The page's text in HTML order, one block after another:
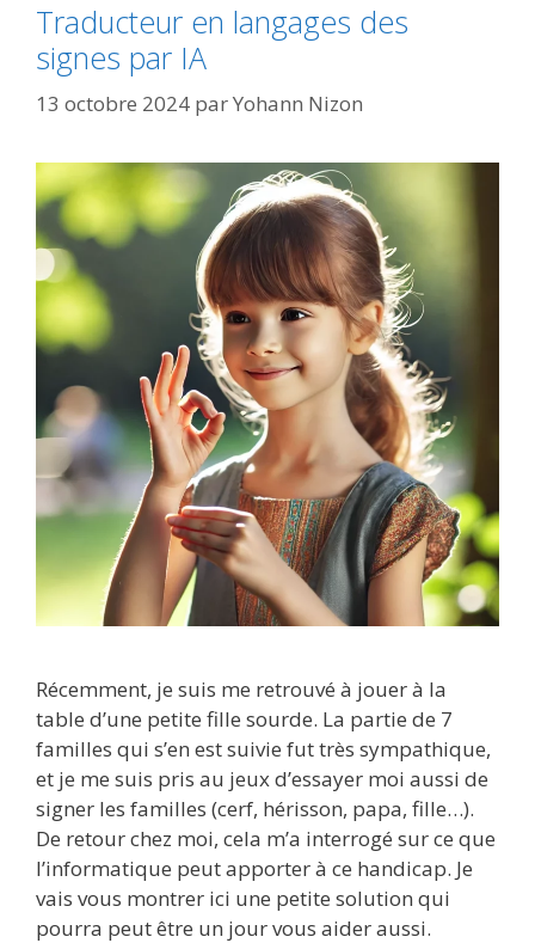
Traducteur en langages des
signes par IA
13 octobre 2024 parYohann Nizon
Récemment, je suis me retrouvé à jouer à la
table d’une petite fille sourde. La partie de 7
familles qui s’en est suivie fut très sympathique,
et je me suis pris au jeux d’essayer moi aussi de
signer les familles (cerf, hérisson, papa, fille…).
De retour chez moi, cela m’a interrogé sur ce que
l’informatique peut apporter à ce handicap. Je
vais vous montrer ici une petite solution qui
pourra peut être un jour vous aider aussi.